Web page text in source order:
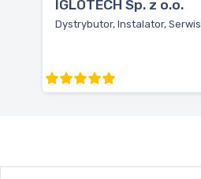
IGLOTECH Sp. z o.o.
Dystrybutor, Instalator, Serwis